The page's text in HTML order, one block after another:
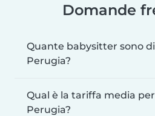
Domande
Quante babysitter sono
Perugia?
Qual è la tariffa media
Perugia?